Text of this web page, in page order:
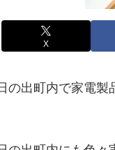
X
の出町内で家電製